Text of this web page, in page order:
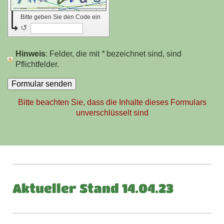
Bitte geben Sie den Code ein
↺
Hinweis : Felder, die mit *bezeichnet sind, sind
Pflichtfelder.
Bitte beachten Sie, dass die Inhalte dieses Formulars
unverschlüsselt sind
Aktueller Stand 14.04.23